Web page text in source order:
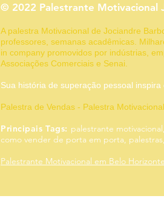
© 2022 Palestrante Motivacional
A palestra Motivacional de Jociandre
professores, semanas acadêmicas.
in company promovidos por indústrias,
Associações Comerciais e Senai.
Sua história de superação
Palestra de Vendas - Palestra
Principais Tags: palestrante
como vender de porta em porta,
Palestrante Motivacional em Belo